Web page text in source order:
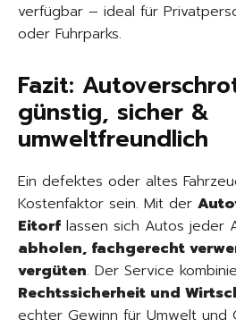
verfügbar – ideal für
oder Fuhrparks.
Fazit:
günstig, sicher &
umweltfreundlich
Ein defektes oder altes
Kostenfaktor sein. Mit der
Eitorf lassen sich Autos jeder
abholen, fachgerecht
vergüten. Der Service
Rechtssicherheit und
echter Gewinn für Umwelt und